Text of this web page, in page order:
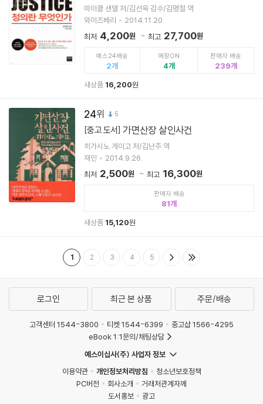
마이클 샌델 저/김선욱 감수/김명철 역
와이즈베리
2014.11.20.
최저 4,200원 최고 27,700원
예스24배송
2
매장ON
4
판매자 배송
239
새상품 16,200원
24 5
[중고 도서] 가면산장 살인사건
히가시노 게이고 저/김난주 역
재인
2014.9.26.
최저 2,500원 최고 16,300원
판매자 배송
81
새상품 15,120원
1 2 3 4 5
로그인 최근 본 상품 주문/배송
고객센터 1544-3800 티켓 1544-6399
중고샵 1566-4295
eBook 1:1문의/채팅상담
예스이십사(주) 사업자 정보
이용약관
개인정보처리방침
청소년보호정책
PC버전
회사소개
거래처관계자께
도서홍보
광고